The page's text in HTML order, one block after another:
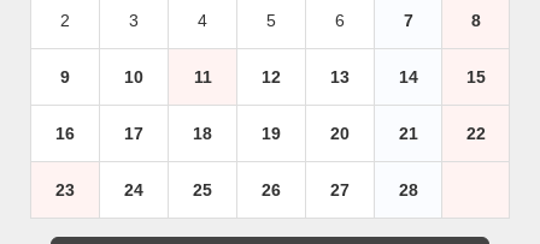
2 3 4 5 6 7 8
9 10 11 12 13 14 15
16 17 18 19 20 21 22
23 24 25 26 27 28